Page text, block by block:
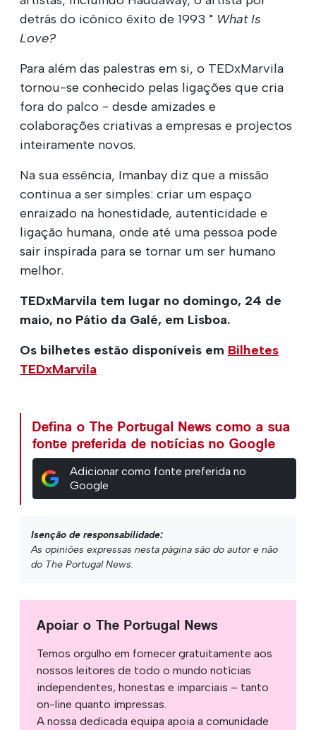
detrás do icónico êxito de 1993 " What Is
Love?
Para além das palestras em si, o TEDxMarvila
tornou-se conhecido pelas ligações que cria
fora do palco - desde amizades e
colaborações criativas a empresas e projectos
inteiramente novos.
Na sua essência, Imanbay diz que a missão
continua a ser simples: criar um espaço
enraizado na honestidade, autenticidade e
ligação humana, onde até uma pessoa pode
sair inspirada para se tornar um ser humano
melhor.
TEDxMarvila tem lugar no domingo, 24 de
maio, no Pátio da Galé, em Lisboa.
Os bilhetes estão disponíveis em Bilhetes
TEDxMarvila
Defina o The Portugal News como a sua
fonte preferida de notícias no Google
Adicionar como fonte preferida no
Google
Isenção de responsabilidade:
As opiniões expressas nesta página são do autor e não
do The Portugal News.
Apoiar o The Portugal News
Temos orgulho em fornecer gratuitamente aos
nossos leitores de todo o mundo notícias
independentes, honestas e imparciais – tanto
on-line quanto impressas.
A nossa dedicada equipa apoia a comunidade